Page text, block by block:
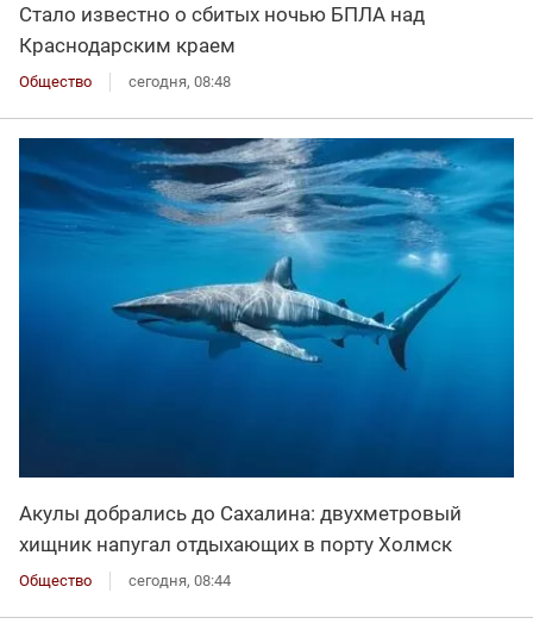
Стало известно о сбитых ночью БПЛА над
Краснодарским краем
Общество сегодня, 08:48
Акулы добрались до Сахалина: двухметровый
хищник напугал отдыхающих в порту Холмск
Общество сегодня, 08:44